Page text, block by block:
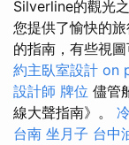
Silverline的觀光
您提供了愉快的
的​​指南，有些視
約主臥室設計 on
設計師 牌位 儘管
線大聲指南》。
台南 坐月子 台中